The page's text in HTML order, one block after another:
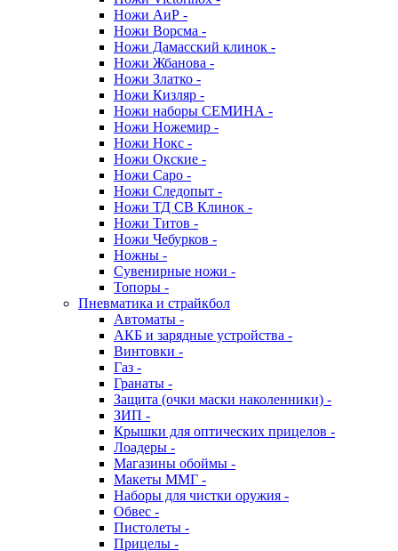
Ножи АиР -
Ножи Ворсма -
Ножи Дамасский клинок -
Ножи Жбанова -
Ножи Златко -
Ножи Кизляр -
Ножи наборы СЕМИНА -
Ножи Ножемир -
Ножи Нокс -
Ножи Окские -
Ножи Саро -
Ножи Следопыт -
Ножи ТД СВ Клинок -
Ножи Титов -
Ножи Чебурков -
Ножны -
Сувенирные ножи -
Топоры -
Пневматика и страйкбол
Автоматы -
АКБ и зарядные устройства -
Винтовки -
Газ -
Гранаты -
Защита (очки маски наколенники) -
ЗИП -
Крышки для оптических прицелов -
Лоадеры -
Магазины обоймы -
Макеты ММГ -
Наборы для чистки оружия -
Обвес -
Пистолеты -
Прицелы -